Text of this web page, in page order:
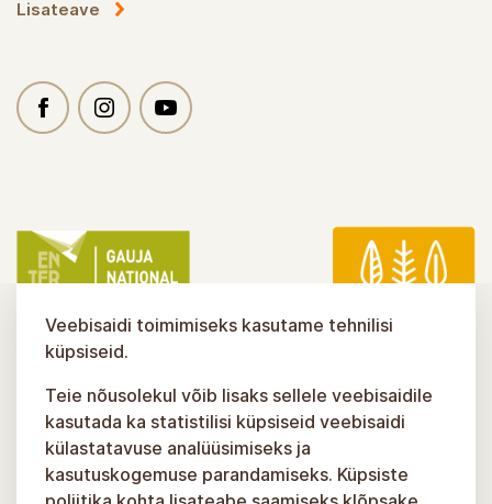
Lisateave
Veebisaidi toimimiseks kasutame tehnilisi
küpsiseid.
Teie nõusolekul võib lisaks sellele veebisaidile
kasutada ka statistilisi küpsiseid veebisaidi
külastatavuse analüüsimiseks ja
kasutuskogemuse parandamiseks. Küpsiste